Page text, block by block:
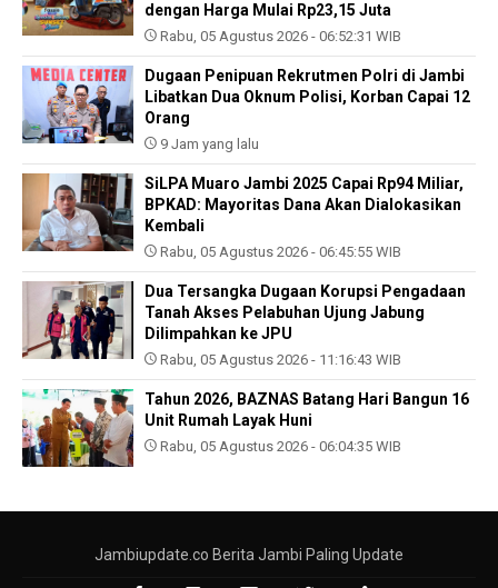
dengan Harga Mulai Rp23,15 Juta
Rabu, 05 Agustus 2026 - 06:52:31 WIB
Dugaan Penipuan Rekrutmen Polri di Jambi
Libatkan Dua Oknum Polisi, Korban Capai 12
Orang
9 Jam yang lalu
SiLPA Muaro Jambi 2025 Capai Rp94 Miliar,
BPKAD: Mayoritas Dana Akan Dialokasikan
Kembali
Rabu, 05 Agustus 2026 - 06:45:55 WIB
Dua Tersangka Dugaan Korupsi Pengadaan
Tanah Akses Pelabuhan Ujung Jabung
Dilimpahkan ke JPU
Rabu, 05 Agustus 2026 - 11:16:43 WIB
Tahun 2026, BAZNAS Batang Hari Bangun 16
Unit Rumah Layak Huni
Rabu, 05 Agustus 2026 - 06:04:35 WIB
Jambiupdate.co Berita Jambi Paling Update